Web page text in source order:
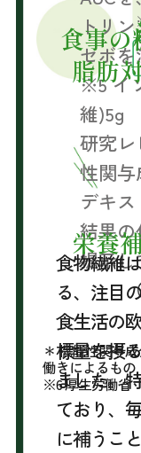
トリン
セボを
※5 イ
維)5g
研究
性関
デキ
結果の
提示
食事の
脂肪
栄養
＊ 機能性関与
働きによるもの
※6 厚生労働省
食物繊維
る、注目
食生活の
標量を摂
ました。
ており、
に補うこ